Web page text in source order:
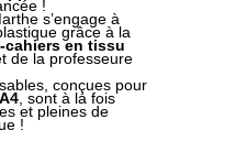
!
s’engage à
grâce à la
cahiers en tissu
de la professeure
conçues pour
A4, sont à la fois
et pleines de
!